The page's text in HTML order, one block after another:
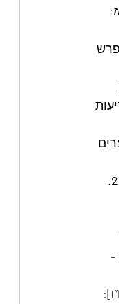
;
2
.
–